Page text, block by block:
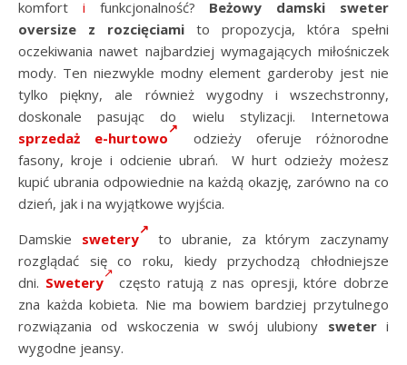
komfort i funkcjonalność? Beżowy damski sweter
oversize z rozcięciami to propozycja, która spełni
oczekiwania nawet najbardziej wymagających miłośniczek
mody. Ten niezwykle modny element garderoby jest nie
tylko piękny, ale również wygodny i wszechstronny,
doskonale pasując do wielu stylizacji. Internetowa
sprzedaż e-hurtowo
odzieży oferuje różnorodne
fasony, kroje i odcienie ubrań. W hurt odzieży możesz
kupić ubrania odpowiednie na każdą okazję, zarówno na co
dzień, jak i na wyjątkowe wyjścia.
Damskie swetery
to ubranie, za którym zaczynamy
rozglądać się co roku, kiedy przychodzą chłodniejsze
dni. Swetery
często ratują z nas opresji, które dobrze
zna każda kobieta. Nie ma bowiem bardziej przytulnego
rozwiązania od wskoczenia w swój ulubiony sweteri
wygodne jeansy.